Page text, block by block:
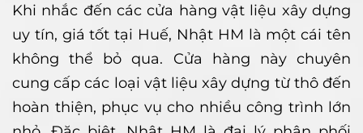
Khi nhắc đến các cửa hàng vật liệu xây dựng
uy tín, giá tốt tại Huế, Nhật HM là một cái tên
không thể bỏ qua. Cửa hàng này chuyên
cung cấp các loại vật liệu xây dựng từ thô đến
hoàn thiện, phục vụ cho nhiều công trình lớn